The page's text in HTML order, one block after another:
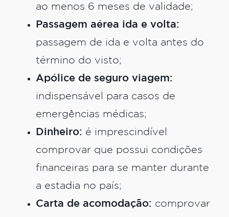
ao menos 6 meses de validade;
Passagem aérea ida e volta:
passagem de ida e volta antes do
término do visto;
Apólice de seguro viagem:
indispensável para casos de
emergências médicas;
Dinheiro: é imprescindível
comprovar que possui condições
financeiras para se manter durante
a estadia no país;
Carta de acomodação: comprovar